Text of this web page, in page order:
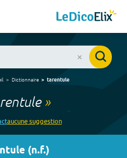
Dictionnaire tarentule
»
aucunesuggestion
(n.f.)